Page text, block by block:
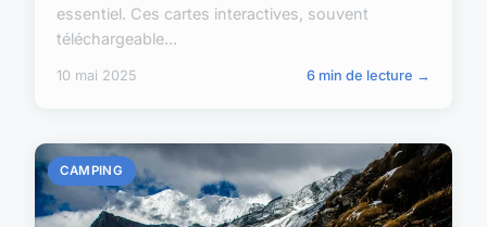
essentiel. Ces cartes interactives, souvent
téléchargeable...
10 mai 2025 6 min de lecture →
CAMPING